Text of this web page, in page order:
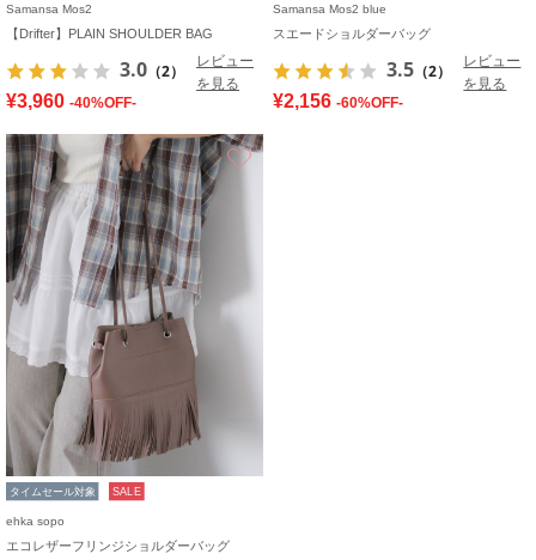
Samansa Mos2
【Drifter】PLAIN SHOULDER BAG
3.0 （2）
レビュー
を見る
¥3,960 -40%OFF-
Samansa Mos2 blue
スエードショルダーバッグ
3.5 （2）
レビュー
を見る
¥2,156 -60%OFF-
お気に入り
タイムセール対象 SALE
ehka sopo
エコレザーフリンジショルダーバッグ